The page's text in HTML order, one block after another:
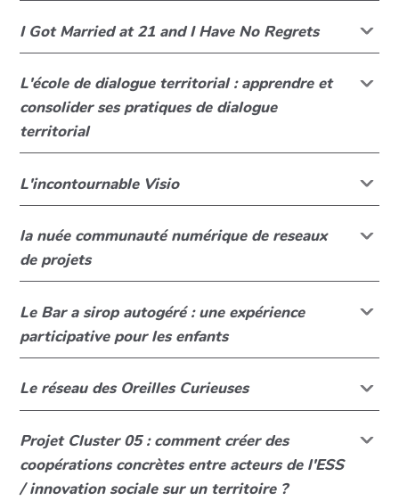
I Got Married at 21 and I Have No Regrets
L'école de dialogue territorial : apprendre et
consolider ses pratiques de dialogue
territorial
L'incontournable Visio
la nuée communauté numérique de reseaux
de projets
Le Bar a sirop autogéré : une expérience
participative pour les enfants
Le réseau des Oreilles Curieuses
Projet Cluster 05 : comment créer des
coopérations concrètes entre acteurs de l'ESS
/ innovation sociale sur un territoire ?